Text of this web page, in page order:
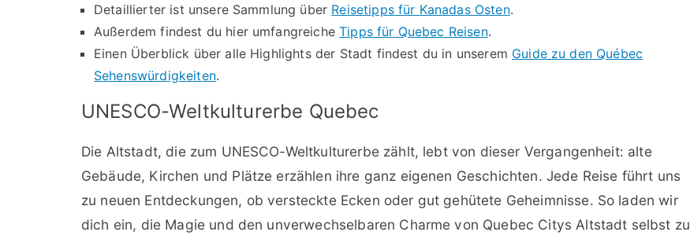
Detaillierter ist unsere Sammlung über Reisetipps für Kanadas Osten.
Außerdem findest du hier umfangreicheTipps für Quebec Reisen.
Einen Überblick über alle Highlights der Stadt findest du in unserem Guide zu den Québec
Sehenswürdigkeiten.
UNESCO-Weltkulturerbe Quebec
Die Altstadt, die zum UNESCO-Weltkulturerbe zählt, lebt von dieser Vergangenheit: alte
Gebäude, Kirchen und Plätze erzählen ihre ganz eigenen Geschichten. Jede Reise führt uns
zu neuen Entdeckungen, ob versteckte Ecken oder gut gehütete Geheimnisse. So laden wir
dich ein, die Magie und den unverwechselbaren Charme von Quebec Citys Altstadt selbst zu